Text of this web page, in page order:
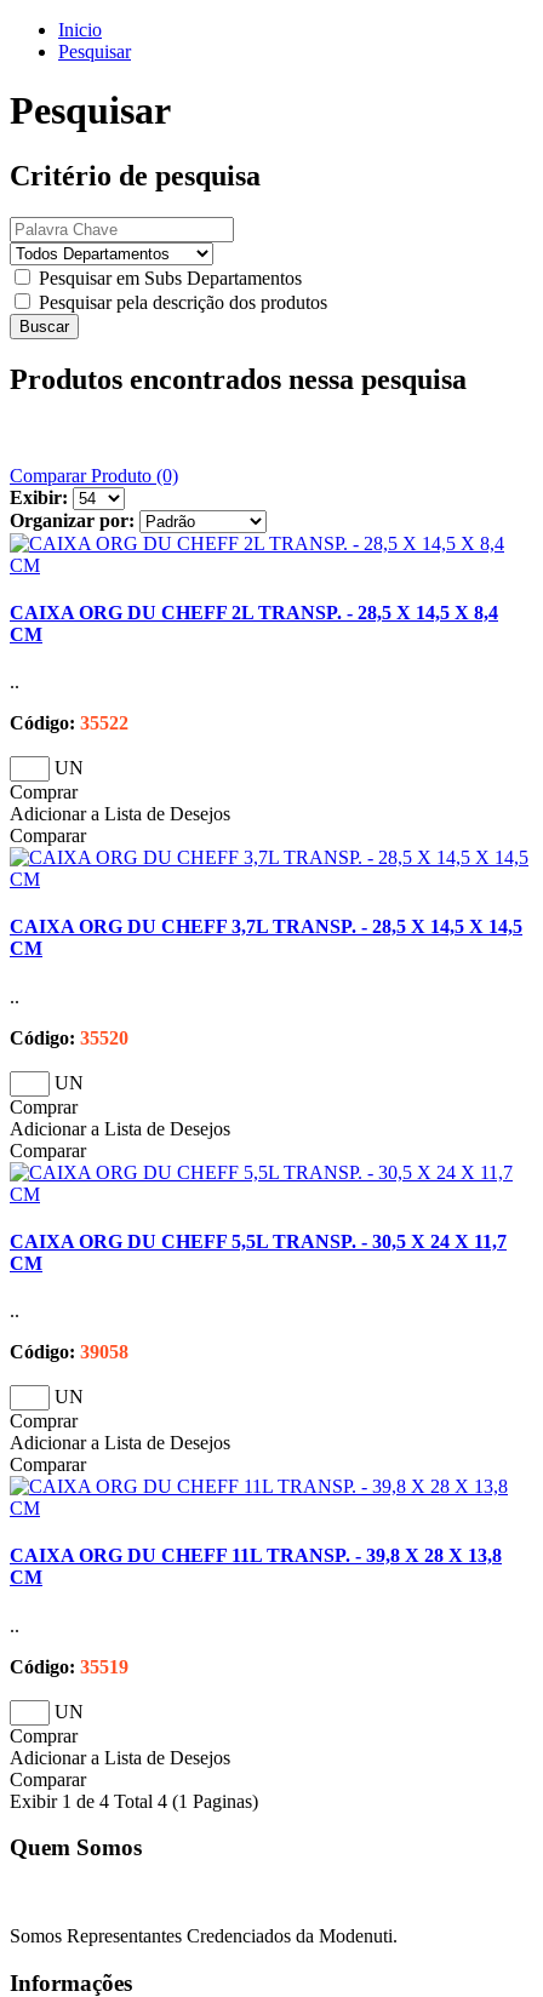
Inicio
Pesquisar
Pesquisar
Critério de pesquisa
Pesquisar em Subs Departamentos
Pesquisar pela descrição dos produtos
Produtos encontrados nessa pesquisa
Comparar Produto (0)
Exibir:
Organizar por:
CAIXA ORG DU CHEFF 2L TRANSP. - 28,5 X 14,5 X 8,4
CM
..
Código: 35522
UN
Comprar
Adicionar a Lista de Desejos
Comparar
CAIXA ORG DU CHEFF 3,7L TRANSP. - 28,5 X 14,5 X 14,5
CM
..
Código: 35520
UN
Comprar
Adicionar a Lista de Desejos
Comparar
CAIXA ORG DU CHEFF 5,5L TRANSP. - 30,5 X 24 X 11,7
CM
..
Código: 39058
UN
Comprar
Adicionar a Lista de Desejos
Comparar
CAIXA ORG DU CHEFF 11L TRANSP. - 39,8 X 28 X 13,8
CM
..
Código: 35519
UN
Comprar
Adicionar a Lista de Desejos
Comparar
Exibir 1 de 4 Total 4 (1 Paginas)
Quem Somos
Somos Representantes Credenciados da Modenuti.
Informações